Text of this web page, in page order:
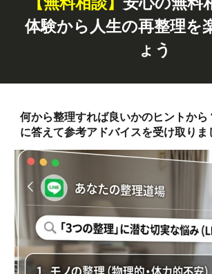
体験から人生の再整理を
ょう
何から整理すれば良いかのヒントから
に答えて参考アドバイスを受け取りま